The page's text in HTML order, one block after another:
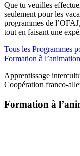
Que tu veuilles
seulement pour les
programmes de
tout en faisant une
Tous les Programmes
Formation à
Apprentissage
Coopération franco-
Formation à